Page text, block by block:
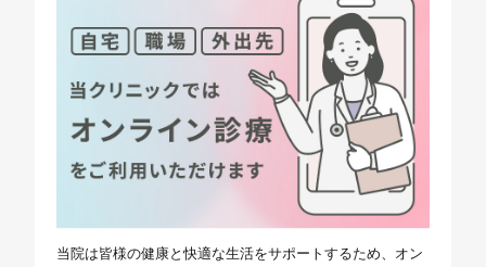
当院は皆様の健康と快適な生活をサポートするため、オン